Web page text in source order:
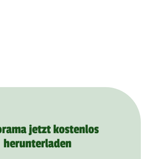
jetzt kostenlos
herunterladen